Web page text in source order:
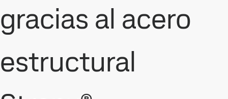
gracias al acero
estructural